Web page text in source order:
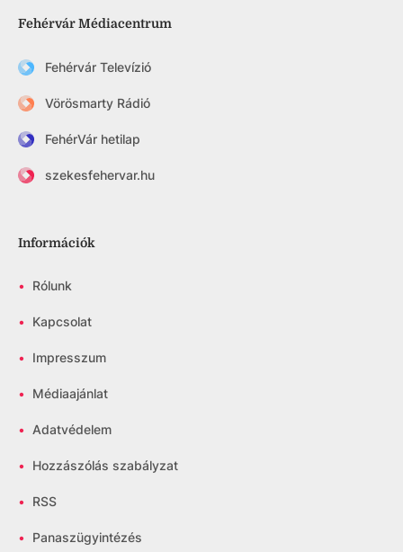
Fehérvár Médiacentrum
Fehérvár Televízió
Vörösmarty Rádió
FehérVár hetilap
szekesfehervar.hu
Információk
• Rólunk
• Kapcsolat
• Impresszum
• Médiaajánlat
• Adatvédelem
• Hozzászólás szabályzat
• RSS
• Panaszügyintézés